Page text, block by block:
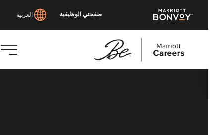
صفحتي الوظيفية العربية